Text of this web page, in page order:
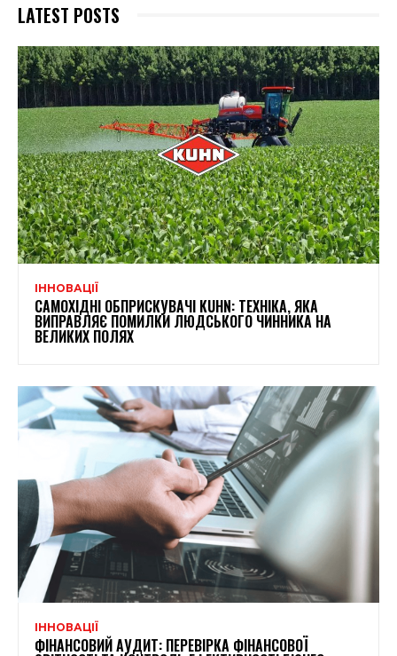
LATEST POSTS
ІННОВАЦІЇ
САМОХІДНІ ОБПРИСКУВАЧІ KUHN: ТЕХНІКА, ЯКА
ВИПРАВЛЯЄ ПОМИЛКИ ЛЮДСЬКОГО ЧИННИКА НА
ВЕЛИКИХ ПОЛЯХ
ІННОВАЦІЇ
ФІНАНСОВИЙ АУДИТ: ПЕРЕВІРКА ФІНАНСОВОЇ